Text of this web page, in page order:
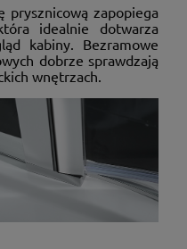
prysznicową zapopiega
idealnie dotwarza
kabiny. Bezramowe
dobrze sprawdzają
wnętrzach.